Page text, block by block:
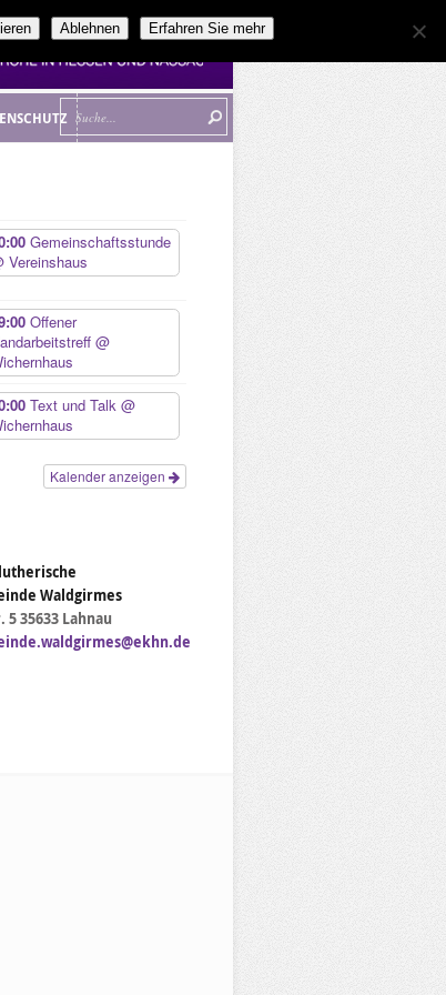
Gemeinschaftsstunde
Vereinshaus
Offener
@
Text und Talk @
Kalender anzeigen
Waldgirmes
5 35633 Lahnau
Ablehnen Erfahren Sie mehr